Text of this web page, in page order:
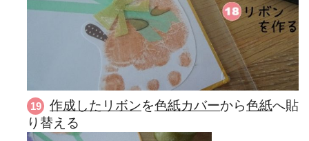
作成したリボンを色紙カバーから色紙へ貼
り替える